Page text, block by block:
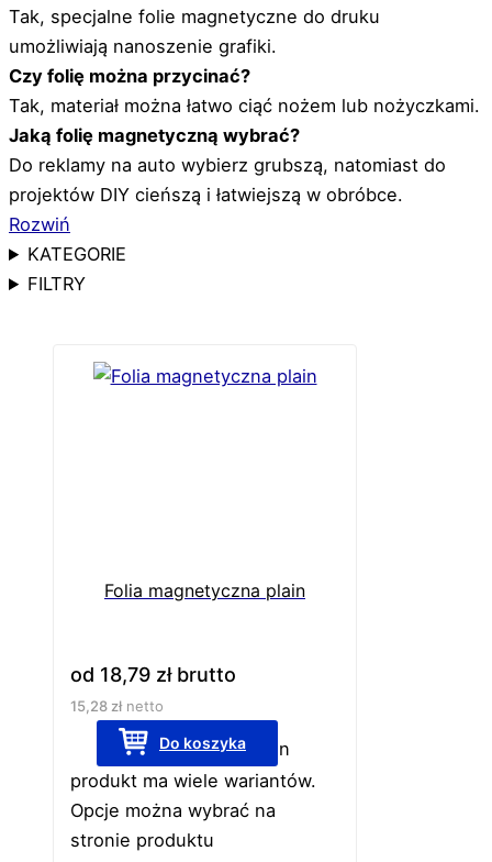
Tak, specjalne folie magnetyczne do druku
umożliwiają nanoszenie grafiki.
Czy folię można przycinać?
Tak, materiał można łatwo ciąć nożem lub nożyczkami.
Jaką folię magnetyczną wybrać?
Do reklamy na auto wybierz grubszą, natomiast do
projektów DIY cieńszą i łatwiejszą w obróbce.
Rozwiń
KATEGORIE
FILTRY
Folia magnetyczna plain
od 18,79 złbrutto
15,28 złnetto
Do koszyka
Ten
produkt ma wiele wariantów.
Opcje można wybrać na
stronie produktu